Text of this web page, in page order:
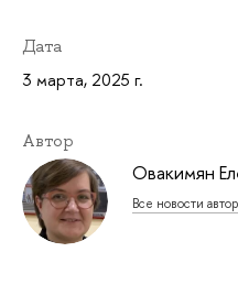
Дата
3 марта, 2025 г.
Автор
Овакимян
Все новости